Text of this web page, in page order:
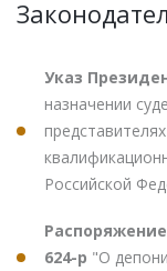
Указ
назначении
Российской
624-р "О